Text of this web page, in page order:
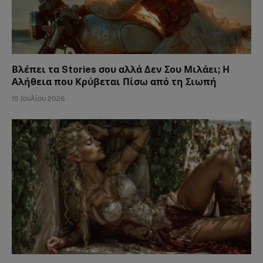
Βλέπει τα Stories σου αλλά Δεν Σου Μιλάει; Η
Αλήθεια που Κρύβεται Πίσω από τη Σιωπή
15 Ιουλίου 2026